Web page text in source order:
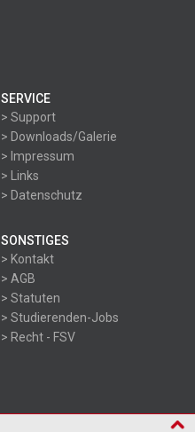
SERVICE
> Support
> Downloads/Galerie
> Impressum
> Links
> Datenschutz
SONSTIGES
> Kontakt
> AGB
> Statuten
> Studierenden-Jobs
> Recht - FSV